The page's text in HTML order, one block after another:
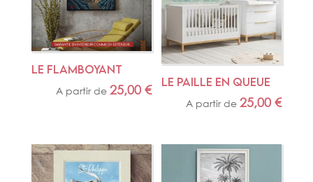
LE FLAMBOYANT
A partir de 25,00 €
LE PAILLE EN QUEUE
A partir de25,00€